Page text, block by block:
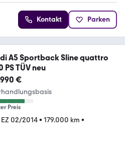
Kontakt Parken
A5 Sportback Sline quattro
PS TÜV neu
€
Preis
EZ 02/2014• 179.000 km •